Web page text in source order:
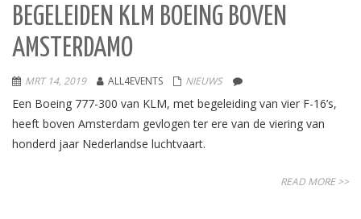
BEGELEIDEN KLM BOEING BOVEN
AMSTERDAMO
MRT 14, 2019 ALL4EVENTS NIEUWS
Een Boeing 777-300 van KLM, met begeleiding van vier F-16’s,
heeft boven Amsterdam gevlogen ter ere van de viering van
honderd jaar Nederlandse luchtvaart.
READ MORE >>